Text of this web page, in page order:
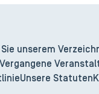
Sie unserem
Vergangene
Unsere Statuten